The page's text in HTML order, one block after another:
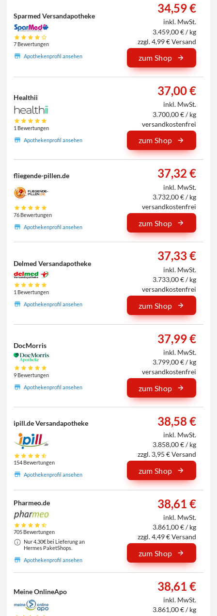
Sparmed Versandapotheke
7 Bewertungen
Apothekenprofil ansehen
34,59 €
inkl. MwSt.
3.459,00 € / kg
zzgl. 4,99 € Versand
zum Shop
Healthii
1 Bewertungen
Apothekenprofil ansehen
37,00 €
inkl. MwSt.
3.700,00 € / kg
versandkostenfrei
zum Shop
fliegende-pillen.de
76 Bewertungen
Apothekenprofil ansehen
37,32 €
inkl. MwSt.
3.732,00 € / kg
versandkostenfrei
zum Shop
Delmed Versandapotheke
1 Bewertungen
Apothekenprofil ansehen
37,33 €
inkl. MwSt.
3.733,00 € / kg
versandkostenfrei
zum Shop
DocMorris
9 Bewertungen
Apothekenprofil ansehen
37,99 €
inkl. MwSt.
3.799,00 € / kg
versandkostenfrei
zum Shop
ipill.de Versandapotheke
154 Bewertungen
Apothekenprofil ansehen
38,58 €
inkl. MwSt.
3.858,00 € / kg
zzgl. 3,95 € Versand
zum Shop
Pharmeo.de
705 Bewertungen
Nur 4,30€ bei Lieferung an
Hermes PaketShops.
Apothekenprofil ansehen
38,61 €
inkl. MwSt.
3.861,00 € / kg
zzgl. 4,49 € Versand
zum Shop
Meine OnlineApo 38,61 €
inkl. MwSt.
3.861,00 € / kg